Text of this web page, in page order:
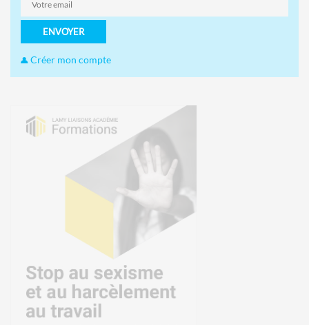
ENVOYER
Créer mon compte